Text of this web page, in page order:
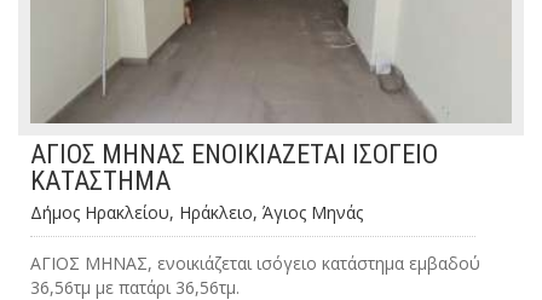
ΑΓΙΟΣ ΜΗΝΑΣ ΕΝΟΙΚΙΑΖΕΤΑΙ ΙΣΟΓΕΙΟ
ΚΑΤΑΣΤΗΜΑ
Δήμος Ηρακλείου, Ηράκλειο, Άγιος Μηνάς
ΑΓΙΟΣ ΜΗΝΑΣ, ενοικιάζεται ισόγειο κατάστημα εμβαδού
36,56τμ με πατάρι 36,56τμ.